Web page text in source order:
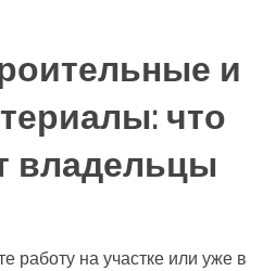
и
что
владельцы
работу на участке или уже в